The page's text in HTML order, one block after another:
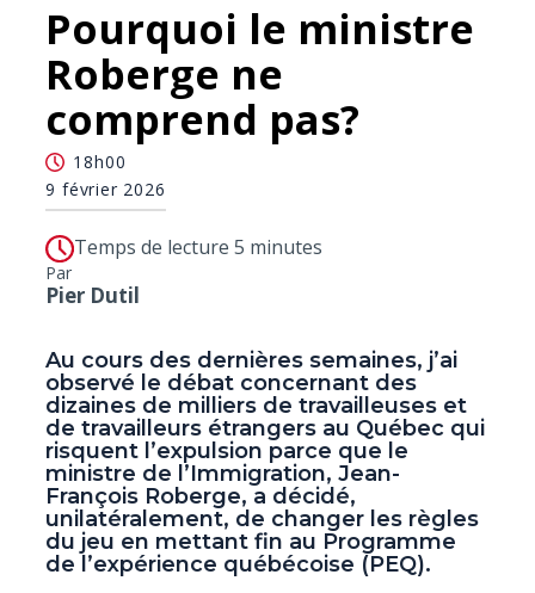
Pourquoi le ministre
Roberge ne
comprend pas?
18h00
9 février 2026
Temps de lecture 5 minutes
Par
Pier Dutil
Au cours des dernières semaines, j’ai
observé le débat concernant des
dizaines de milliers de travailleuses et
de travailleurs étrangers au Québec qui
risquent l’expulsion parce que le
ministre de l’Immigration, Jean-
François Roberge, a décidé,
unilatéralement, de changer les règles
du jeu en mettant fin au Programme
de l’expérience québécoise (PEQ).